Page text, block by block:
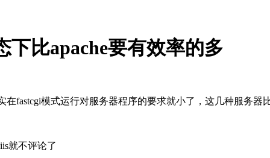
比apache要有效率的多
fastcgi模式运行对服务器程序的要求就小了，这几种服务器
就不评论了